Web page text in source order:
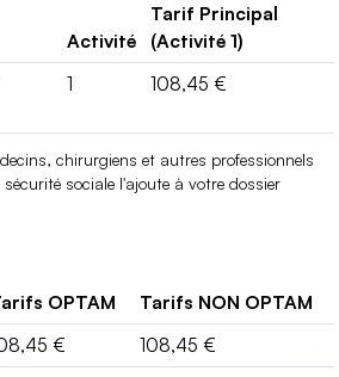
Activité
Tarif Principal
(Activité 1)
1 108,45 €
chirurgiens et autres professionnels
sociale l'ajoute à votre dossier
OPTAM
Tarifs NON OPTAM
€ 108,45 €